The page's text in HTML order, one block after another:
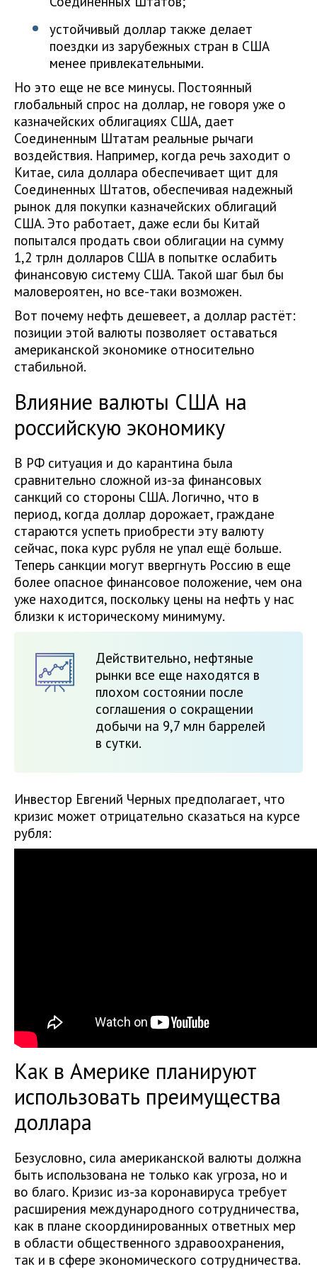
устойчивый доллар также делает
поездки из зарубежных стран в США
менее привлекательными.
Но это еще не все минусы. Постоянный
глобальный спрос на доллар, не говоря уже о
казначейских облигациях США, дает
Соединенным Штатам реальные рычаги
воздействия. Например, когда речь заходит о
Китае, сила доллара обеспечивает щит для
Соединенных Штатов, обеспечивая надежный
рынок для покупки казначейских облигаций
США. Это работает, даже если бы Китай
попытался продать свои облигации на сумму
1,2 трлн долларов США в попытке ослабить
финансовую систему США. Такой шаг был бы
маловероятен, но все-таки возможен.
Вот почему нефть дешевеет, а доллар растёт:
позиции этой валюты позволяет оставаться
американской экономике относительно
стабильной.
Влияние валюты США на
российскую экономику
В РФ ситуация и до карантина была
сравнительно сложной из-за финансовых
санкций со стороны США. Логично, что в
период, когда доллар дорожает, граждане
стараются успеть приобрести эту валюту
сейчас, пока курс рубля не упал ещё больше.
Теперь санкции могут ввергнуть Россию в еще
более опасное финансовое положение, чем она
уже находится, поскольку цены на нефть у нас
близки к историческому минимуму.
Действительно, нефтяные
рынки все еще находятся в
плохом состоянии после
соглашения о сокращении
добычи на 9,7 млн баррелей
в сутки.
Инвестор Евгений Черных предполагает, что
кризис может отрицательно сказаться на курсе
рубля:
Как в Америке планируют
использовать преимущества
доллара
Безусловно, сила американской валюты должна
быть использована не только как угроза, но и
во благо. Кризис из-за коронавируса требует
расширения международного сотрудничества,
как в плане скоординированных ответных мер
в области общественного здравоохранения,
так и в сфере экономического сотрудничества.